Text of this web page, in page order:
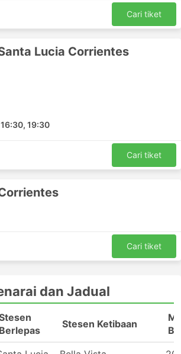
Cari tiket
Lucia Corrientes
19:30
Cari tiket
Cari tiket
dan Jadual
Berlepas
Stesen Ketibaan